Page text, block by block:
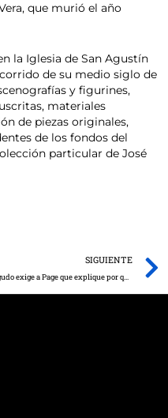
que murió el año
la Iglesia de San Agustín
de su medio siglo de
y figurines,
materiales
de piezas originales,
de los fondos del
particular de José
SIGUIENTE
Agudo exige a Page que explique por qué dio 672.479 euros en subvenciones a la empresa del que fue vicepresidente el socialista castellano-manchego Francisco Pardo